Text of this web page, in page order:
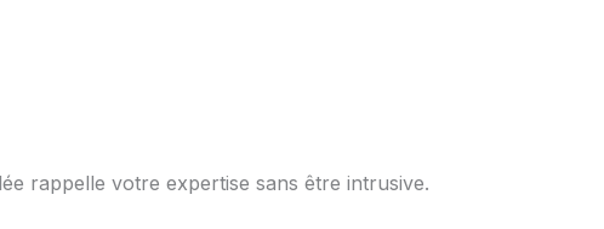
rappelle votre expertise sans être intrusive.